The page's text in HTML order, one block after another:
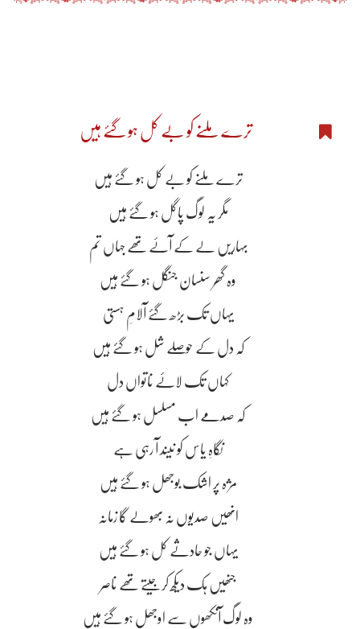
ترے ملنے کو بے کل ہو گۓ ہیں
ترے ملنے کو بے کل ہو گۓ ہیں
مگر یہ لوگ پاگل ہو گۓ ہیں
بہاریں لے کے آۓ تھے جہاں تم
وہ گھر سنسان جنگل ہو گۓ ہیں
یہاں تک بڑھ گۓ آلامِ ہستی
کہ دل کے حوصلے شل ہو گۓ ہیں
کہاں تک لاۓ ناتواں دل
کہ صدمے اب مسلسل ہو گۓ ہیں
نگاہِ یاس کو نیند آ رہی ہے
مژہ پر اشک بوجھل ہو گۓ ہیں
انھیں صدیوں نہ بھولے گا زمانہ
یہاں جو حادثے کل ہو گۓ ہیں
جنھیں ہک دیکھ کر جیتے تھے ناصر
وہ لوگ آنکھوں سے اوجھل ہو گۓ ہیں